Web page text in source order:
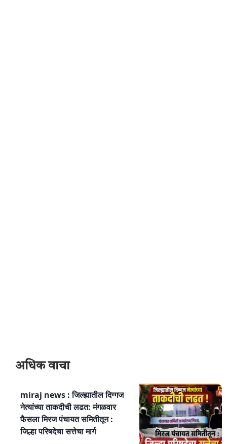
अधिक वाचा
miraj news : जिल्ह्यातील दिग्गज
नेत्यांच्या ताकदीची लढत: मंगळवार
फैसला मिरज पंचायत समितीतून :
जिल्हा परिषदेचा सत्तेचा मार्ग